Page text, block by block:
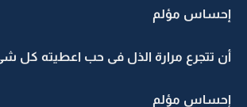
إحساس مؤلم
أن تتجرع مرارة الذل فى حب اعطيته كل شئ
إحساس مؤلم